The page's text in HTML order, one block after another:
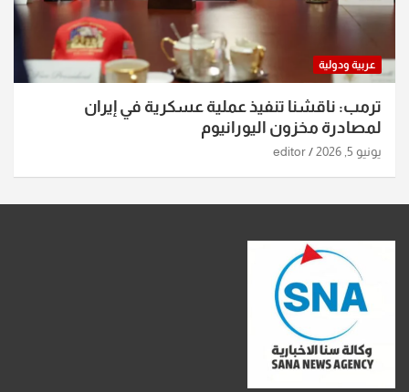
عربية ودولية
ترمب: ناقشنا تنفيذ عملية عسكرية في إيران
لمصادرة مخزون اليورانيوم
يونيو 5, 2026 editor